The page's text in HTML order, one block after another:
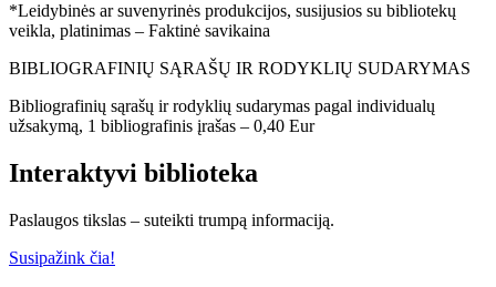
*Leidybinės ar suvenyrinės produkcijos, susijusios su bibliotekų
veikla, platinimas – Faktinė savikaina
BIBLIOGRAFINIŲ SĄRAŠŲ IR RODYKLIŲ SUDARYMAS
Bibliografinių sąrašų ir rodyklių sudarymas pagal individualų
užsakymą, 1 bibliografinis įrašas – 0,40 Eur
Interaktyvi biblioteka
Paslaugos tikslas – suteikti trumpą informaciją.
Susipažink čia!